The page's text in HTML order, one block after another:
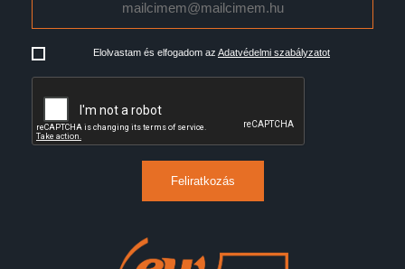
Elolvastam és elfogadom az Adatvédelmi szabályzatot
Feliratkozás